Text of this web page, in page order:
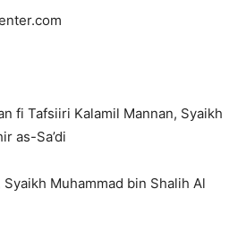
fi Tafsiiri Kalamil Mannan, Syaikh
as-Sa’di
Muhammad bin Shalih Al